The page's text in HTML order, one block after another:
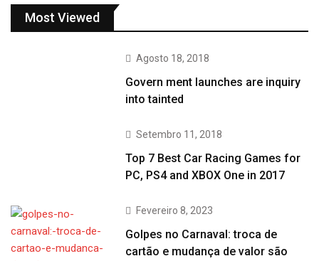
Most Viewed
Agosto 18, 2018
Govern ment launches are inquiry
into tainted
Setembro 11, 2018
Top 7 Best Car Racing Games for
PC, PS4 and XBOX One in 2017
Fevereiro 8, 2023
Golpes no Carnaval: troca de
cartão e mudança de valor são